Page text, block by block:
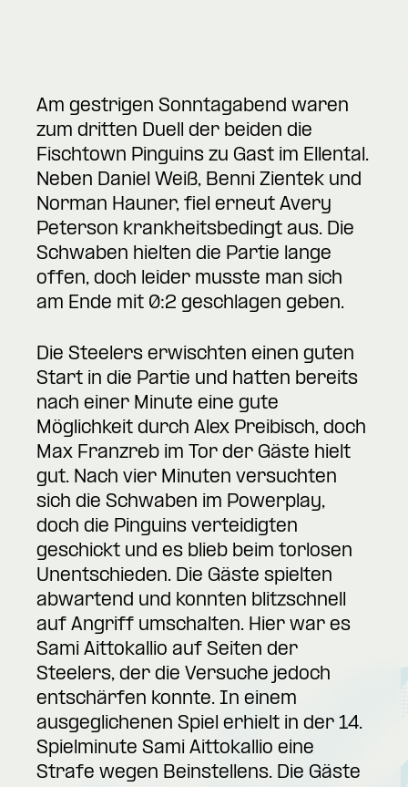
Am gestrigen Sonntagabend waren
zum dritten Duell der beiden die
Fischtown Pinguins zu Gast im Ellental.
Neben Daniel Weiß, Benni Zientek und
Norman Hauner, fiel erneut Avery
Peterson krankheitsbedingt aus. Die
Schwaben hielten die Partie lange
offen, doch leider musste man sich
am Ende mit 0:2 geschlagen geben.
Die Steelers erwischten einen guten
Start in die Partie und hatten bereits
nach einer Minute eine gute
Möglichkeit durch Alex Preibisch, doch
Max Franzreb im Tor der Gäste hielt
gut. Nach vier Minuten versuchten
sich die Schwaben im Powerplay,
doch die Pinguins verteidigten
geschickt und es blieb beim torlosen
Unentschieden. Die Gäste spielten
abwartend und konnten blitzschnell
auf Angriff umschalten. Hier war es
Sami Aittokallio auf Seiten der
Steelers, der die Versuche jedoch
entschärfen konnte. In einem
ausgeglichenen Spiel erhielt in der 14.
Spielminute Sami Aittokallio eine
Strafe wegen Beinstellens. Die Gäste